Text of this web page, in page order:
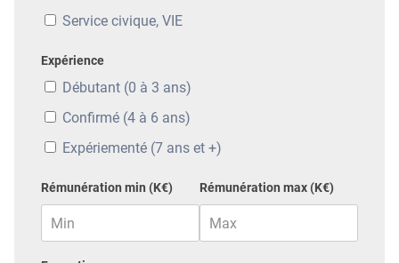
Service civique, VIE
Expérience
Débutant (0 à 3 ans)
Confirmé (4 à 6 ans)
Expériementé (7 ans et +)
Rémunération min (K€) Rémunération max (K€)